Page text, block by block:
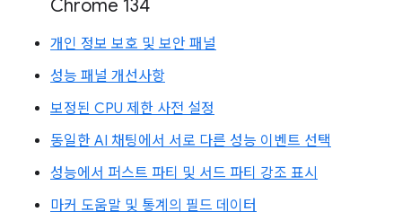
Chrome 134
개인 정보 보호 및 보안 패널
성능 패널 개선사항
보정된 CPU 제한 사전 설정
동일한 AI 채팅에서 서로 다른 성능 이벤트 선택
성능에서 퍼스트 파티 및 서드 파티 강조 표시
마커 도움말 및 통계의 필드 데이터